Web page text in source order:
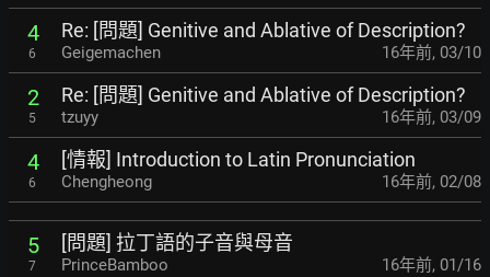
4
6
Re: [問題] Genitive and Ablative of Description?
Geigemachen 16年前, 03/10
2
5
Re: [問題] Genitive and Ablative of Description?
tzuyy 16年前, 03/09
4
6
[情報] Introduction to Latin Pronunciation
Chengheong 16年前, 02/08
5
7
[問題] 拉丁語的子音與母音
PrinceBamboo 16年前, 01/16